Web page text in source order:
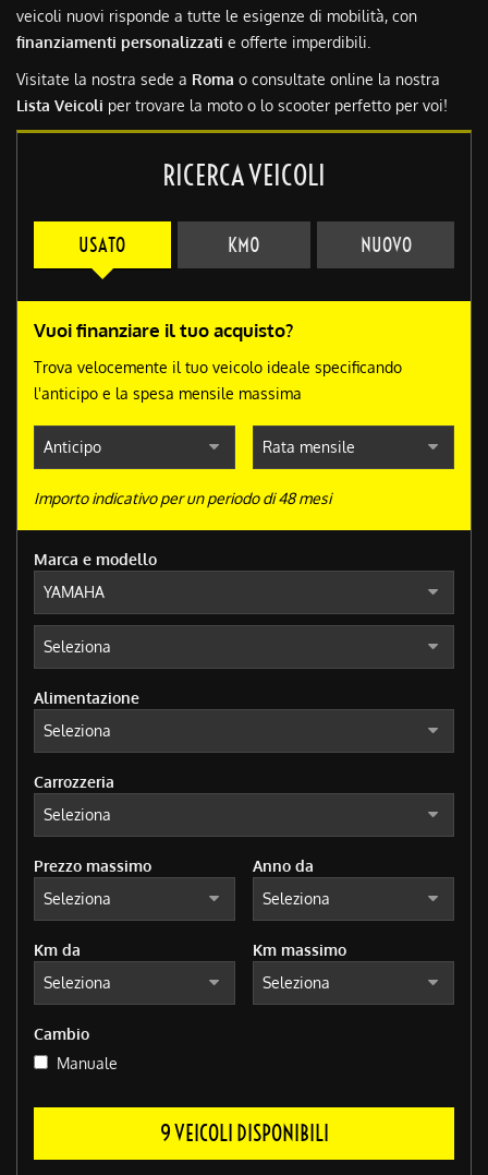
veicoli nuovi risponde a tutte le esigenze di mobilità, con
finanziamenti personalizzati e offerte imperdibili.
Visitate la nostra sede a Roma o consultate online la nostra
Lista Veicoli per trovare la moto o lo scooter perfetto per voi!
RICERCA VEICOLI
USATO KM0 NUOVO
Vuoi finanziare il tuo acquisto?
Trova velocemente il tuo veicolo ideale specificando
l'anticipo e la spesa mensile massima
Importo indicativo per un periodo di 48 mesi
Marca e modello
Alimentazione
Carrozzeria
Prezzo massimo Anno da
Km da Km massimo
Cambio
Manuale
9 VEICOLI DISPONIBILI